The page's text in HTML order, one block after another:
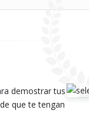
demostrar tus
que te tengan